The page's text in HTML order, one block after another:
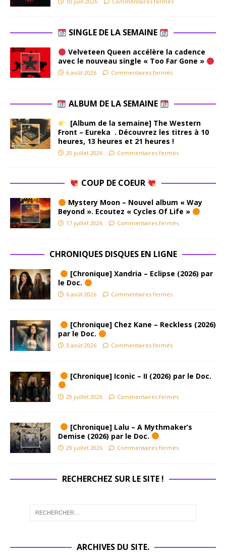
SINGLE DE LA SEMAINE
Velveteen Queen accélère la cadence
avec le nouveau single « Too Far Gone »
6 août 2026 Commentaires fermés
ALBUM DE LA SEMAINE
[Album de la semaine] The Western
Front – Eureka . Découvrez les titres à 10
heures, 13 heures et 21 heures !
20 juillet 2026 Commentaires fermés
COUP DE COEUR
Mystery Moon – Nouvel album « Way
Beyond ». Ecoutez « Cycles Of Life »
17 juillet 2026 Commentaires fermés
CHRONIQUES DISQUES EN LIGNE
[Chronique] Xandria – Eclipse (2026) par
le Doc.
6 août 2026 Commentaires fermés
[Chronique] Chez Kane – Reckless (2026)
par le Doc.
3 août 2026 Commentaires fermés
[Chronique] Iconic – II (2026) par le Doc.
29 juillet 2026 Commentaires fermés
[Chronique] Lalu – A Mythmaker’s
Demise (2026) par le Doc.
29 juillet 2026 Commentaires fermés
RECHERCHEZ SUR LE SITE !
ARCHIVES DU SITE.